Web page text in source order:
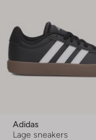
Adidas
Lage sneakers